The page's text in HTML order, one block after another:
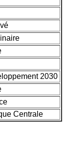
2030
Centrale